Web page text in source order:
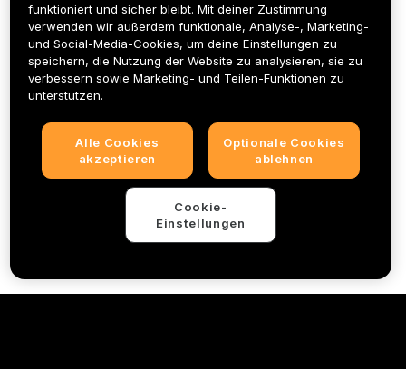
Allgemein
Teil A: 3 % Cashback pro Jahr auf Krypto-
Aufladungen
Teil B: Schneller Zugriff auf VIP-Vorteile
funktioniert und sicher bleibt. Mit deiner Zustimmung
verwenden wir außerdem funktionale, Analyse-, Marketing-
und Social-Media-Cookies, um deine Einstellungen zu
speichern, die Nutzung der Website zu analysieren, sie zu
verbessern sowie Marketing- und Teilen-Funktionen zu
unterstützen.
Alle Cookies
akzeptieren
Optionale Cookies
ablehnen
Cookie-
Einstellungen